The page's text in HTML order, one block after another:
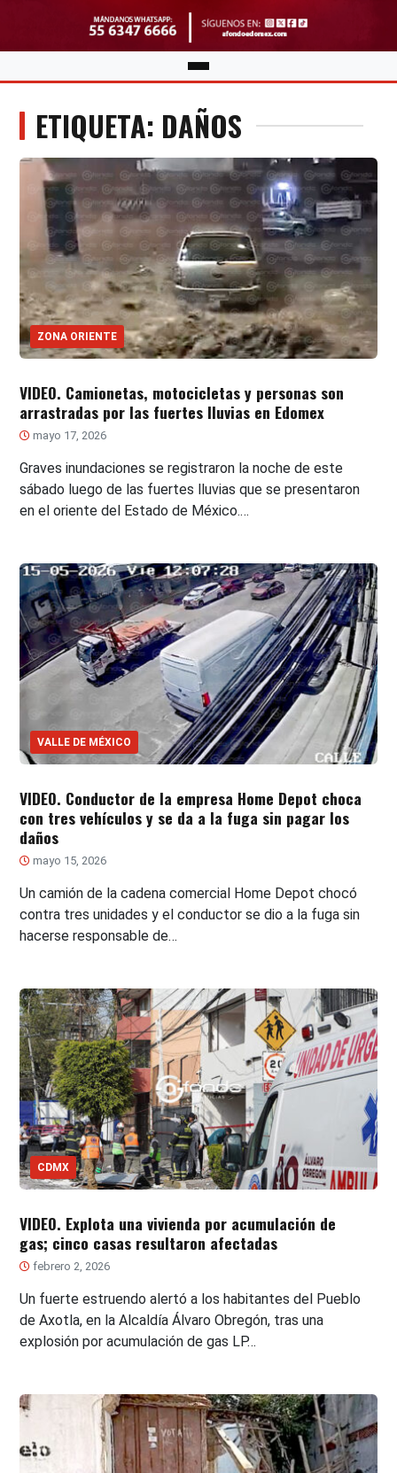
ETIQUETA: DAÑOS
ZONA ORIENTE
VIDEO. Camionetas, motocicletas y personas son
arrastradas por las fuertes lluvias en Edomex
mayo 17, 2026
Graves inundaciones se registraron la noche de este
sábado luego de las fuertes lluvias que se presentaron
en el oriente del Estado de México.…
VALLE DE MÉXICO
VIDEO. Conductor de la empresa Home Depot choca
con tres vehículos y se da a la fuga sin pagar los
daños
mayo 15, 2026
Un camión de la cadena comercial Home Depot chocó
contra tres unidades y el conductor se dio a la fuga sin
hacerse responsable de…
CDMX
VIDEO. Explota una vivienda por acumulación de
gas; cinco casas resultaron afectadas
febrero 2, 2026
Un fuerte estruendo alertó a los habitantes del Pueblo
de Axotla, en la Alcaldía Álvaro Obregón, tras una
explosión por acumulación de gas LP…